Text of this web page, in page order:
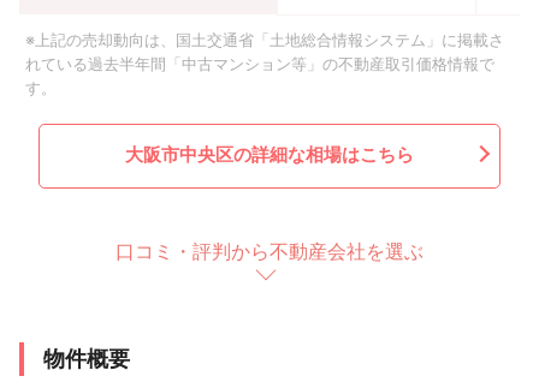
※上記の売却動向は、国土交通省「土地総合情報システム」に掲載さ
れている過去半年間「中古マンション等」の不動産取引価格情報で
す。
大阪市中央区の詳細な相場はこちら
口コミ・評判から不動産会社を選ぶ
物件概要